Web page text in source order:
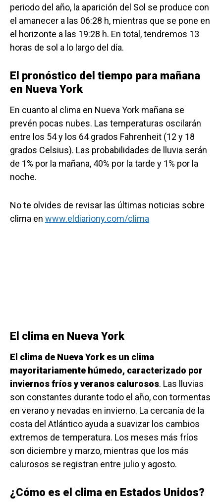
periodo del año, la aparición del Sol se produce con
el amanecer a las 06:28 h, mientras que se pone en
el horizonte a las 19:28 h. En total, tendremos 13
horas de sol a lo largo del día.
El pronóstico del tiempo para mañana
en Nueva York
En cuanto al clima en Nueva York mañana se
prevén pocas nubes. Las temperaturas oscilarán
entre los 54 y los 64 grados Fahrenheit (12 y 18
grados Celsius). Las probabilidades de lluvia serán
de 1% por la mañana, 40% por la tarde y 1% por la
noche.
No te olvides de revisar las últimas noticias sobre
clima en www.eldiariony.com/clima
El clima en Nueva York
El clima de Nueva York es un clima
mayoritariamente húmedo, caracterizado por
inviernos fríos y veranos calurosos. Las lluvias
son constantes durante todo el año, con tormentas
en verano y nevadas en invierno. La cercanía de la
costa del Atlántico ayuda a suavizar los cambios
extremos de temperatura. Los meses más fríos
son diciembre y marzo, mientras que los más
calurosos se registran entre julio y agosto.
¿Cómo es el clima en Estados Unidos?